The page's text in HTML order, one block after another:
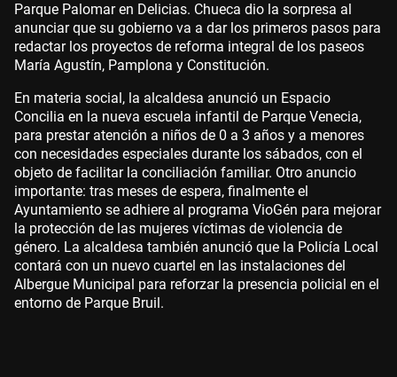
Parque Palomar en Delicias. Chueca dio la sorpresa al
anunciar que su gobierno va a dar los primeros pasos para
redactar los proyectos de reforma integral de los paseos
María Agustín, Pamplona y Constitución.
En materia social, la alcaldesa anunció un Espacio
Concilia en la nueva escuela infantil de Parque Venecia,
para prestar atención a niños de 0 a 3 años y a menores
con necesidades especiales durante los sábados, con el
objeto de facilitar la conciliación familiar. Otro anuncio
importante: tras meses de espera, finalmente el
Ayuntamiento se adhiere al programa VioGén para mejorar
la protección de las mujeres víctimas de violencia de
género. La alcaldesa también anunció que la Policía Local
contará con un nuevo cuartel en las instalaciones del
Albergue Municipal para reforzar la presencia policial en el
entorno de Parque Bruil.